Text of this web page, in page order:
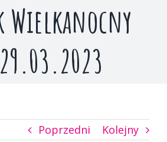
Wielkanocny
Poprzedni Kolejny